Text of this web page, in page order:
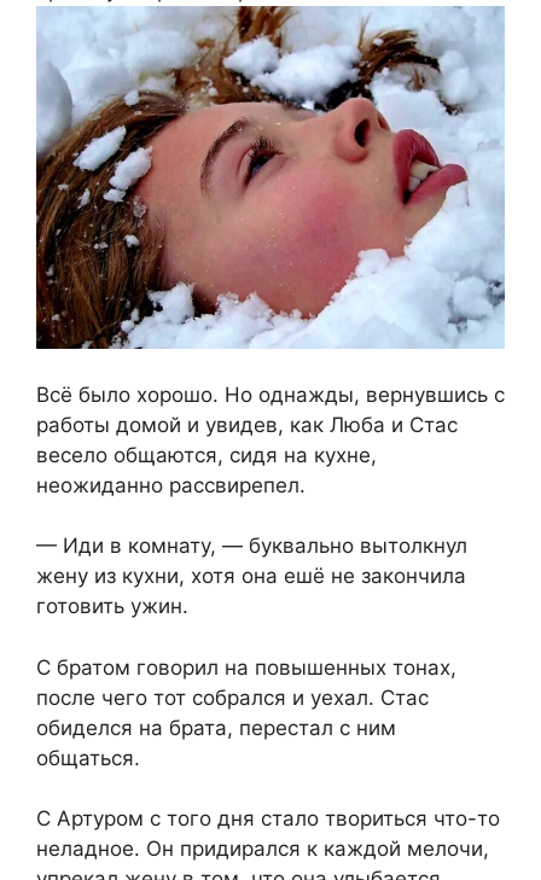
Всё было хорошо. Но однажды, вернувшись с
работы домой и увидев, как Люба и Стас
весело общаются, сидя на кухне,
неожиданно рассвирепел.
— Иди в комнату, — буквально вытолкнул
жену из кухни, хотя она ешё не закончила
готовить ужин.
С братом говорил на повышенных тонах,
после чего тот собрался и уехал. Стас
обиделся на брата, перестал с ним
общаться.
С Артуром с того дня стало твориться что-то
неладное. Он придирался к каждой мелочи,